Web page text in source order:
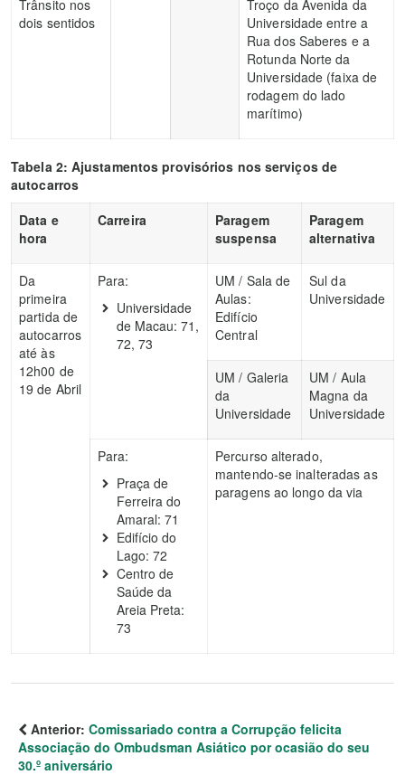
Trânsito nos
dois sentidos
Troço da Avenida da
Universidade entre a
Rua dos Saberes e a
Rotunda Norte da
Universidade (faixa de
rodagem do lado
marítimo)
Tabela 2: Ajustamentos provisórios nos serviços de
autocarros
Data e
hora
Carreira
Paragem
suspensa
Paragem
alternativa
Da
primeira
partida de
autocarros
até às
12h00 de
19 de Abril
Para:
Universidade
de Macau: 71,
72, 73
UM / Sala de
Aulas:
Edifício
Central
Sul da
Universidade
UM / Galeria
da
Universidade
UM / Aula
Magna da
Universidade
Para:
Praça de
Ferreira do
Amaral: 71
Edifício do
Lago: 72
Centro de
Saúde da
Areia Preta:
73
Percurso alterado,
mantendo-se inalteradas as
paragens ao longo da via
Anterior: Comissariado contra a Corrupção felicita
Associação do Ombudsman Asiático por ocasião do seu
30.º aniversário